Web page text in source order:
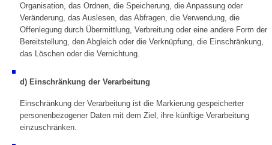
Organisation, das Ordnen, die Speicherung, die Anpassung oder
Veränderung, das Auslesen, das Abfragen, die Verwendung, die
Offenlegung durch Übermittlung, Verbreitung oder eine andere Form der
Bereitstellung, den Abgleich oder die Verknüpfung, die Einschränkung,
das Löschen oder die Vernichtung.
d) Einschränkung der Verarbeitung
Einschränkung der Verarbeitung ist die Markierung gespeicherter
personenbezogener Daten mit dem Ziel, ihre künftige Verarbeitung
einzuschränken.